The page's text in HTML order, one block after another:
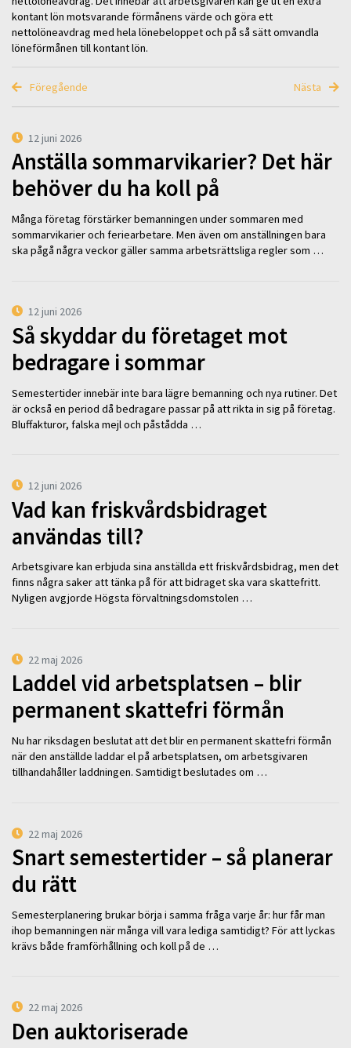
kontant lön motsvarande förmånens värde och göra ett
nettolöneavdrag med hela lönebeloppet och på så sätt omvandla
löneförmånen till kontant lön.
Föregående Nästa
12 juni 2026
Anställa sommarvikarier? Det här
behöver du ha koll på
Många företag förstärker bemanningen under sommaren med
sommarvikarier och feriearbetare. Men även om anställningen bara
ska pågå några veckor gäller samma arbetsrättsliga regler som …
12 juni 2026
Så skyddar du företaget mot
bedragare i sommar
Semestertider innebär inte bara lägre bemanning och nya rutiner. Det
är också en period då bedragare passar på att rikta in sig på företag.
Bluffakturor, falska mejl och påstådda …
12 juni 2026
Vad kan friskvårdsbidraget
användas till?
Arbetsgivare kan erbjuda sina anställda ett friskvårdsbidrag, men det
finns några saker att tänka på för att bidraget ska vara skattefritt.
Nyligen avgjorde Högsta förvaltningsdomstolen …
22 maj 2026
Laddel vid arbetsplatsen – blir
permanent skattefri förmån
Nu har riksdagen beslutat att det blir en permanent skattefri förmån
när den anställde laddar el på arbetsplatsen, om arbetsgivaren
tillhandahåller laddningen. Samtidigt beslutades om …
22 maj 2026
Snart semestertider – så planerar
du rätt
Semesterplanering brukar börja i samma fråga varje år: hur får man
ihop bemanningen när många vill vara lediga samtidigt? För att lyckas
krävs både framförhållning och koll på de …
22 maj 2026
Den auktoriserade